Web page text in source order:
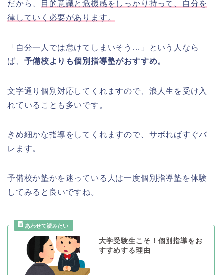
だから、
目的意識と危機感をしっかり持って、自分を
律していく必要があります。
「自分一人では怠けてしまいそう…」という人なら
ば、 予備校よりも個別指導塾がおすすめ。
文字通り個別対応してくれますので、浪人生を受け入
れていることも多いです。
きめ細かな指導をしてくれますので、サボればすぐバ
レます。
予備校か塾かを迷っている人は一度個別指導塾を体験
してみると良いですね。
大学受験生こそ！個別指導をお
すすめする理由